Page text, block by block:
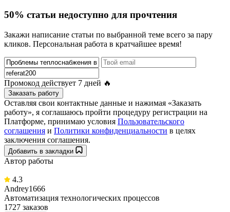
50% статьи недоступно для прочтения
Закажи написание статьи по выбранной теме всего за пару
кликов. Персональная работа в кратчайшее время!
Промокод действует 7 дней 🔥
Заказать работу
Оставляя свои контактные данные и нажимая «Заказать
работу», я соглашаюсь пройти процедуру регистрации на
Платформе, принимаю условия Пользовательского
соглашения и Политики конфиденциальности в целях
заключения соглашения.
Добавить в закладки
Автор работы
4.3
Andrey1666
Автоматизация технологических процессов
1727 заказов